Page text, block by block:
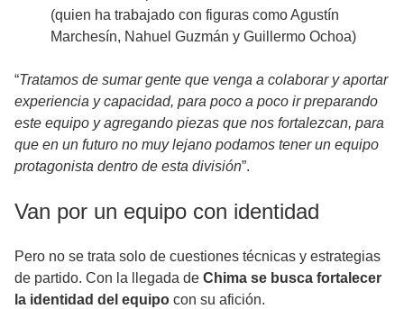
(quien ha trabajado con figuras como Agustín
Marchesín, Nahuel Guzmán y Guillermo Ochoa)
“Tratamos de sumar gente que venga a colaborar y aportar
experiencia y capacidad, para poco a poco ir preparando
este equipo y agregando piezas que nos fortalezcan, para
que en un futuro no muy lejano podamos tener un equipo
protagonista dentro de esta división”.
Van por un equipo con identidad
Pero no se trata solo de cuestiones técnicas y estrategias
de partido. Con la llegada de Chima se busca fortalecer
la identidad del equipo con su afición.